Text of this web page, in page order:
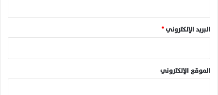
البريد الإلكتروني*
الموقع الإلكتروني